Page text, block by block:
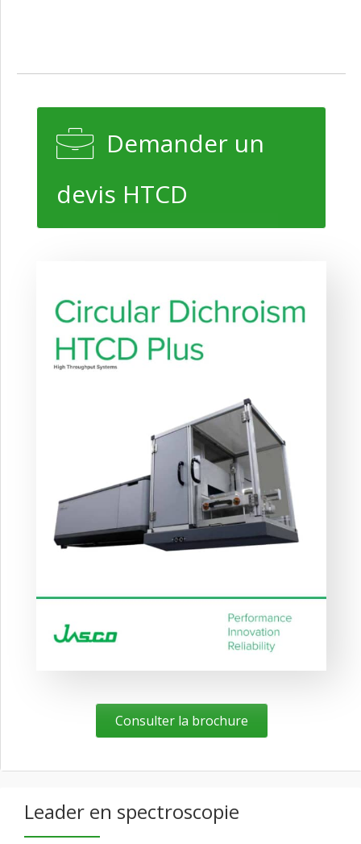
Demander un
devis HTCD
Consulter la brochure
Leader en spectroscopie